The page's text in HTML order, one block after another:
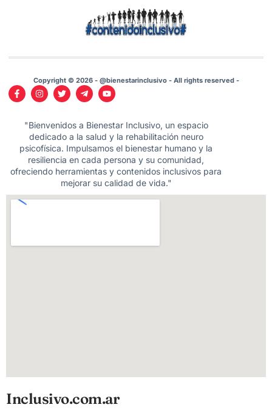
Copyright © 2026 - @bienestarinclusivo - All rights reserved -
"Bienvenidos a Bienestar Inclusivo, un espacio
dedicado a la salud y la rehabilitación neuro
psicofísica. Impulsamos el bienestar humano y la
resiliencia en cada persona y su comunidad,
ofreciendo herramientas y contenidos inclusivos para
mejorar su calidad de vida."
Inclusivo.com.ar